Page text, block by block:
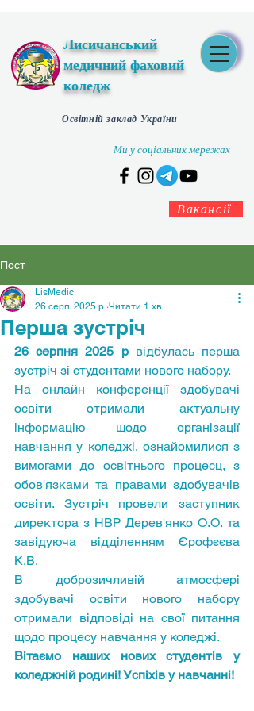
Лисичанський
медичний фаховий
коледж
Освітній заклад України
Ми у соціальних мережах
Вакансії
Пост
Перша зустріч
LisMedic
26 серп. 2025 р. Читати 1 хв
26 серпня 2025 р відбулась перша
зустріч зі студентами нового набору.
На онлайн конференції здобувачі
освіти отримали актуальну
інформацію щодо організації
навчання у коледжі, ознайомилися з
вимогами до освітнього процесц, з
обов'язками та правами здобувачів
освіти. Зустріч провели заступник
директора з НВР Дерев'янко О.О. та
завідуюча відділенням Єрофєєва
К.В.
В доброзичливій атмосфері
здобувачі освіти нового набору
отримали відповіді на свої питання
щодо процесу навчання у коледжі.
Вітаємо наших нових студентів у
коледжній родині! Успіхів у навчанні!